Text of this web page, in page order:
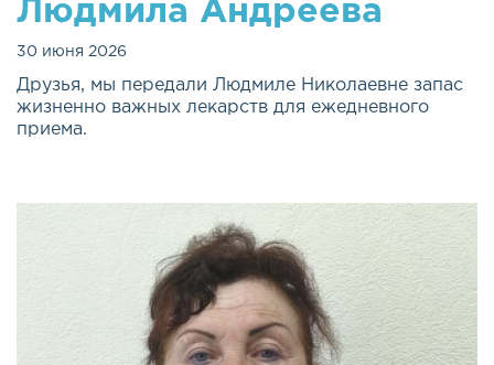
Людмила Андреева
30 июня 2026
Друзья, мы передали Людмиле Николаевне запас
жизненно важных лекарств для ежедневного
приема.